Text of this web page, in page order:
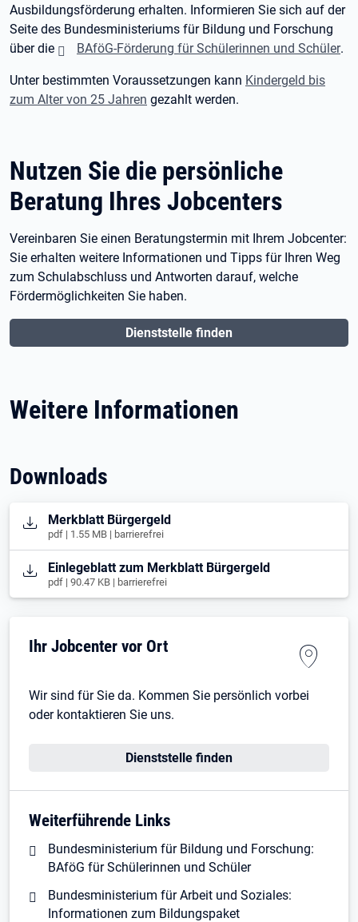
Ausbildungsförderung erhalten. Informieren Sie sich auf der
Seite des Bundesministeriums für Bildung und Forschung
über die
BAföG-Förderung für Schülerinnen und Schüler.
Unter bestimmten Voraussetzungen kann Kindergeld bis
zum Alter von 25 Jahren gezahlt werden.
Nutzen Sie die persönliche
Beratung Ihres Jobcenters
Vereinbaren Sie einen Beratungstermin mit Ihrem Jobcenter:
Sie erhalten weitere Informationen und Tipps für Ihren Weg
zum Schulabschluss und Antworten darauf, welche
Fördermöglichkeiten Sie haben.
Dienststelle finden
Weitere Informationen
Downloads
Öffnet in neuem Tab
Merkblatt Bürgergeld
pdf | 1.55 MB | barrierefrei
Öffnet in neuem Tab
Einlegeblatt zum Merkblatt Bürgergeld
pdf | 90.47 KB | barrierefrei
Ihr Jobcenter vor Ort
Wir sind für Sie da. Kommen Sie persönlich vorbei
oder kontaktieren Sie uns.
Dienststelle finden
Weiterführende Links
Bundesministerium für Bildung und Forschung:
BAföG für Schülerinnen und Schüler
Bundesministerium für Arbeit und Soziales:
Informationen zum Bildungspaket